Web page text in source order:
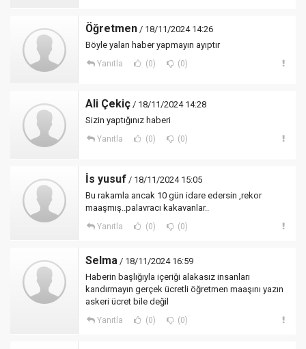
Öğretmen / 18/11/2024 14:26
Böyle yalan haber yapmayın ayıptır
Yanıtla (0) (0)
Ali Çekiç / 18/11/2024 14:28
Sizin yaptığınız haberi
Yanıtla (0) (0)
İs yusuf / 18/11/2024 15:05
Bu rakamla ancak 10 gün idare edersin ,rekor
maaşmış..palavracı kakavanlar..
Yanıtla (0) (0)
Selma / 18/11/2024 16:59
Haberin başlığıyla içeriği alakasız insanları
kandırmayın gerçek ücretli öğretmen maaşını yazın
askeri ücret bile değil
Yanıtla (0) (0)